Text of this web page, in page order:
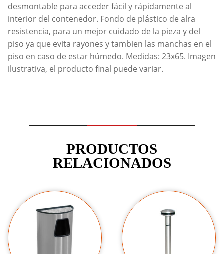
desmontable para acceder fácil y rápidamente al
interior del contenedor. Fondo de plástico de alra
resistencia, para un mejor cuidado de la pieza y del
piso ya que evita rayones y tambien las manchas en el
piso en caso de estar húmedo. Medidas: 23x65. Imagen
ilustrativa, el producto final puede variar.
PRODUCTOS
RELACIONADOS